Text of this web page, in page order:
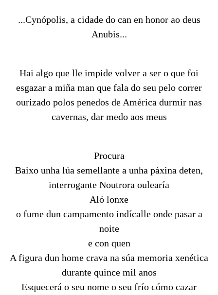
...Cynópolis, a cidade do can en honor ao deus
Anubis...
Hai algo que lle impide volver a ser o que foi
esgazar a miña man que fala do seu pelo correr
ourizado polos penedos de América durmir nas
cavernas, dar medo aos meus
Procura
Baixo unha lúa semellante a unha páxina deten,
interrogante Noutrora oulearía
Aló lonxe
o fume dun campamento indícalle onde pasar a
noite
e con quen
A figura dun home crava na súa memoria xenética
durante quince mil anos
Esquecerá o seu nome o seu frío cómo cazar